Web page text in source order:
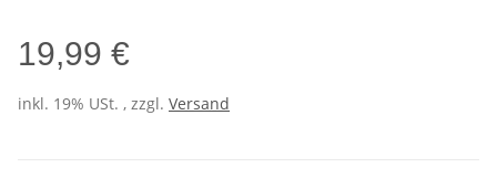
19,99 €
inkl. 19% USt. , zzgl. Versand